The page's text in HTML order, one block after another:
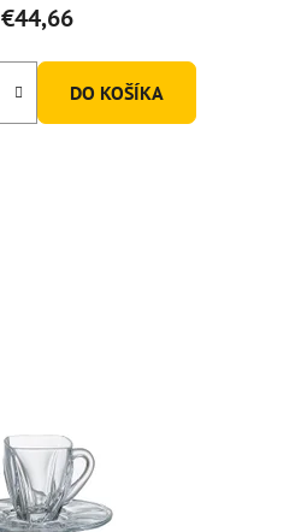
€44,66
DO KOŠÍKA